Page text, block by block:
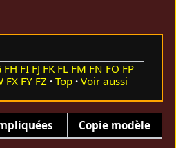
FH FI FJ FK FL FM FN FO FP
FX FY FZ Top Voir aussi
Copie modèle